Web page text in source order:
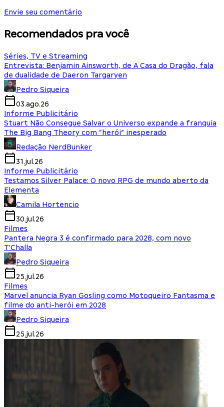
Envie seu comentário
Recomendados pra você
Séries, TV e Streaming
Entrevista: Benjamin Ainsworth, de A Casa do Dragão, fala
de dualidade de Daeron Targaryen
Pedro Siqueira
03.ago.26
Informe Publicitário
Stuart Não Consegue Salvar o Universo expande a franquia
The Big Bang Theory com “herói” inesperado
Redação NerdBunker
31.jul.26
Informe Publicitário
Testamos Silver Palace: O novo RPG de mundo aberto da
Elementa
Camila Hortencio
30.jul.26
Filmes
Pantera Negra 3 é confirmado para 2028, com novo
T'Challa
Pedro Siqueira
25.jul.26
Filmes
Marvel anuncia Ryan Gosling como Motoqueiro Fantasma e
filme do anti-herói em 2028
Pedro Siqueira
25.jul.26